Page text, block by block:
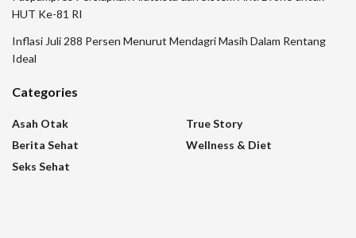
HUT Ke-81 RI
Inflasi Juli 288 Persen Menurut Mendagri Masih Dalam Rentang
Ideal
Categories
Asah Otak
Berita Sehat
Seks Sehat
True Story
Wellness & Diet